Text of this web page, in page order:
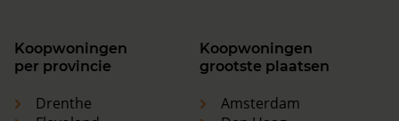
Koopwoningen
per provincie
Drenthe
Koopwoningen
grootste plaatsen
Amsterdam